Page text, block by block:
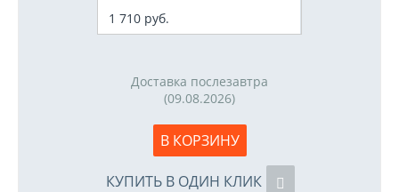
1 710 руб.
Доставка послезавтра
(09.08.2026)
В КОРЗИНУ
КУПИТЬ В ОДИН КЛИК